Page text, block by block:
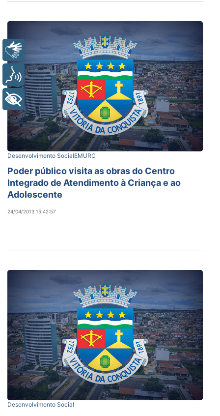
Desenvolvimento SocialEMURC
Poder público visita as obras do Centro
Integrado de Atendimento à Criança e ao
Adolescente
24/04/2013 15:42:57
Desenvolvimento Social
Libras
Voz
+ Acessibilidade